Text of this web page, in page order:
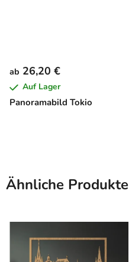
Panoramabild Tokio
ab 26,20 €
Auf Lager
Ähnliche Produkte